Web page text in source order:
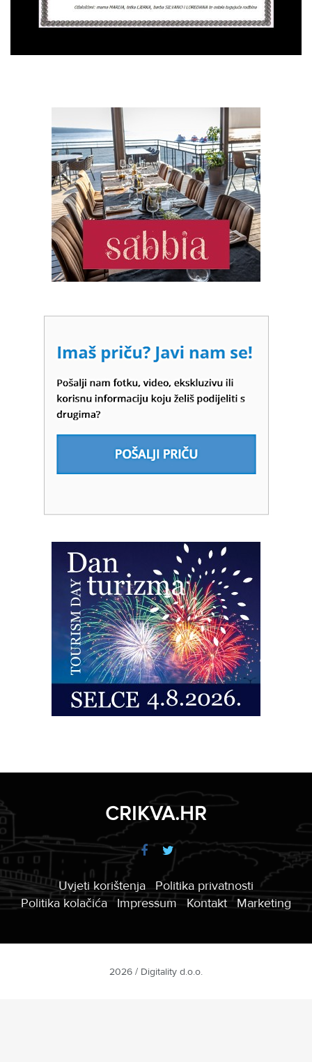
CRIKVA.HR
Uvjeti korištenja
Politika privatnosti
Politika kolačića
Impressum Kontakt Marketing
2026 / Digitality d.o.o.